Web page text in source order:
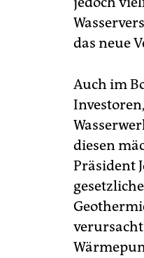
das neue
Auch im
diesen
Präsident